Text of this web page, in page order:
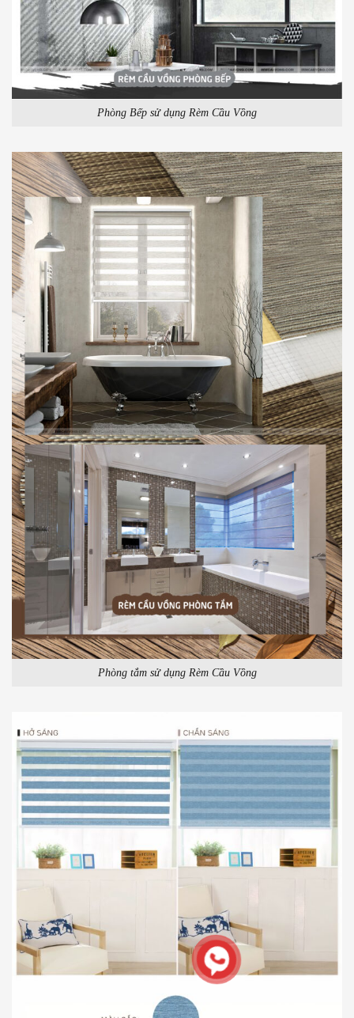
Phòng Bếp sử dụng Rèm Cầu Vồng
Phòng tắm sử dụng Rèm Cầu Vồng